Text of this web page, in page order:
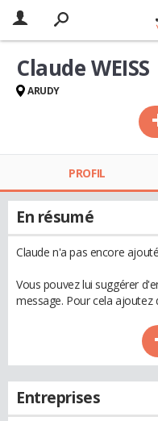
Claude WEISS
ARUDY
PROFIL
En résumé
Claude n'a pas encore
Vous pouvez lui suggérer
message. Pour cela ajoutez
Entreprises